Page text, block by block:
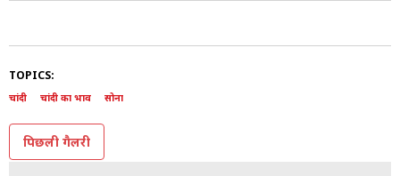
TOPICS:
चांदी चांदी का भाव सोना
पिछली गैलरी